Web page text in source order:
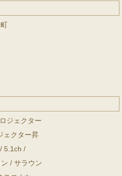
ジェクター
ェクター昇
/ 5.1ch /
/ サラウン